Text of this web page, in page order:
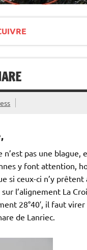
n’est pas une
y font attention,
si ceux-ci n’y
l’alignement La
28°40′, il faut
de Lanriec.